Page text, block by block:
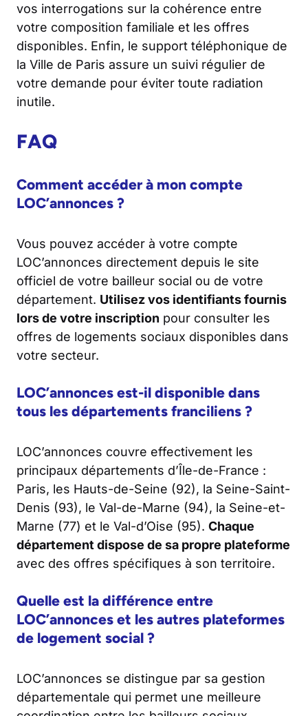
vos interrogations sur la cohérence entre
votre composition familiale et les offres
disponibles. Enfin, le support téléphonique de
la Ville de Paris assure un suivi régulier de
votre demande pour éviter toute radiation
inutile.
FAQ
Comment accéder à mon compte
LOC’annonces ?
Vous pouvez accéder à votre compte
LOC’annonces directement depuis le site
officiel de votre bailleur social ou de votre
département. Utilisez vos identifiants fournis
lors de votre inscription pour consulter les
offres de logements sociaux disponibles dans
votre secteur.
LOC’annonces est-il disponible dans
tous les départements franciliens ?
LOC’annonces couvre effectivement les
principaux départements d’Île-de-France :
Paris, les Hauts-de-Seine (92), la Seine-Saint-
Denis (93), le Val-de-Marne (94), la Seine-et-
Marne (77) et le Val-d’Oise (95). Chaque
département dispose de sa propre plateforme
avec des offres spécifiques à son territoire.
Quelle est la différence entre
LOC’annonces et les autres plateformes
de logement social ?
LOC’annonces se distingue par sa gestion
départementale qui permet une meilleure